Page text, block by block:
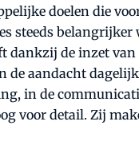
doelen die
steeds belangrijker
dankzij de inzet van
de aandacht
in de
voor detail. Zij